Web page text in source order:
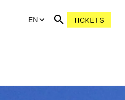
EN TICKETS